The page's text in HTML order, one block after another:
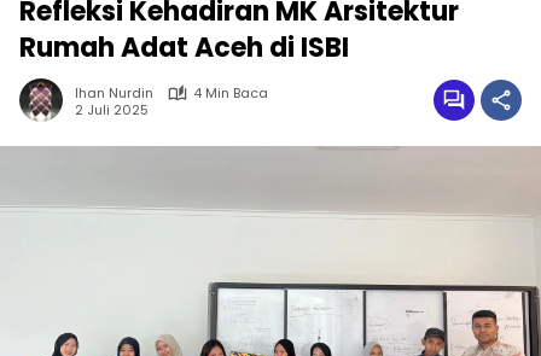
Refleksi Kehadiran MK Arsitektur
Rumah Adat Aceh di ISBI
Ihan Nurdin
4 Min Baca
2 Juli 2025